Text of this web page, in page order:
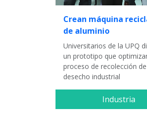
Crean máquina
de aluminio
Universitarios de la UPQ
un prototipo que
proceso de recolección de
desecho industrial
Industria